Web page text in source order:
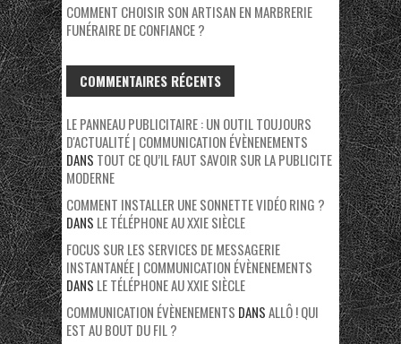
COMMENT CHOISIR SON ARTISAN EN MARBRERIE
FUNÉRAIRE DE CONFIANCE ?
COMMENTAIRES RÉCENTS
LE PANNEAU PUBLICITAIRE : UN OUTIL TOUJOURS
D'ACTUALITÉ | COMMUNICATION ÉVÈNENEMENTS
DANS TOUT CE QU’IL FAUT SAVOIR SUR LA PUBLICITE
MODERNE
COMMENT INSTALLER UNE SONNETTE VIDÉO RING ?
DANS LE TÉLÉPHONE AU XXIE SIÈCLE
FOCUS SUR LES SERVICES DE MESSAGERIE
INSTANTANÉE | COMMUNICATION ÉVÈNENEMENTS
DANS LE TÉLÉPHONE AU XXIE SIÈCLE
COMMUNICATION ÉVÈNENEMENTS DANSALLÔ ! QUI
EST AU BOUT DU FIL ?